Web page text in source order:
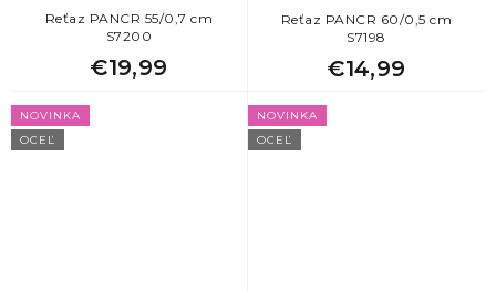
Reťaz PANCR 55/0,7 cm
S7200
€19,99
Reťaz PANCR 60/0,5 cm
S7198
€14,99
NOVINKA
OCEĽ
NOVINKA
OCEĽ